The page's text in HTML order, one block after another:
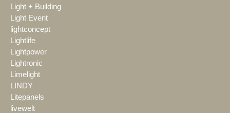
Light + Building
Light Event
lightconcept
Lightlife
Lightpower
Lightronic
Limelight
LINDY
Litepanels
livewelt